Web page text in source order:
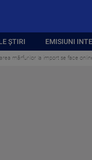
ȘTIRI EMISIUNI
mărfurilor la import se face